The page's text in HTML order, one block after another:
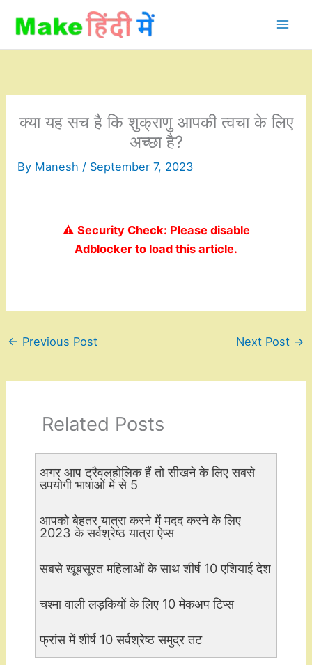
content
क्या यह सच है कि शुक्राणु आपकी त्वचा के लिए
अच्छा है?
By Manesh / September 7, 2023
⚠️ Security Check: Please disable
Adblocker to load this article.
← Previous Post Next Post →
Related Posts
अगर आप ट्रैवलहोलिक हैं तो सीखने के लिए सबसे
उपयोगी भाषाओं में से 5
आपको बेहतर यात्रा करने में मदद करने के लिए
2023 के सर्वश्रेष्ठ यात्रा ऐप्स
सबसे खूबसूरत महिलाओं के साथ शीर्ष 10 एशियाई देश
चश्मा वाली लड़कियों के लिए 10 मेकअप टिप्स
फ्रांस में शीर्ष 10 सर्वश्रेष्ठ समुद्र तट